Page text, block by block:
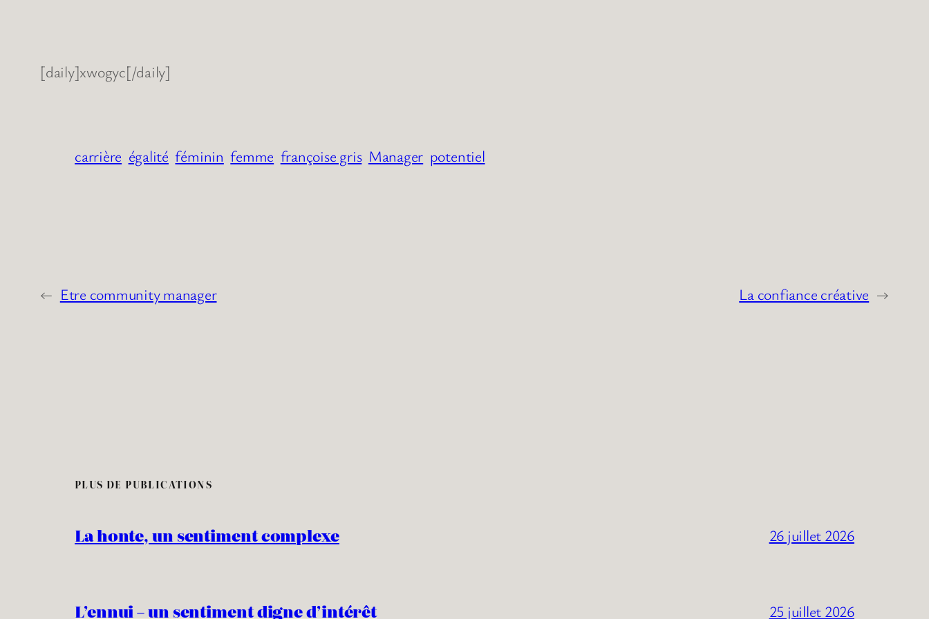
[daily]xwogyc[/daily]
carrière égalité féminin femme françoise gris Manager potentiel
← Etre community manager La confiance créative →
PLUS DE PUBLICATIONS
La honte, un sentiment complexe 26 juillet 2026
L’ennui – un sentiment digne d’intérêt 25 juillet 2026